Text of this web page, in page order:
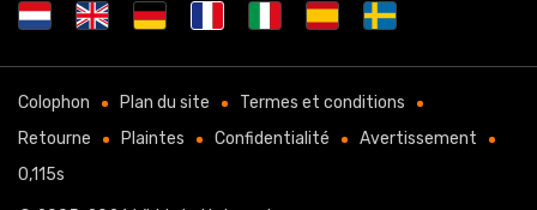
Colophon Plan du site
Termes et conditions
Retourne
Plaintes Confidentialité
Avertissement
0,115s